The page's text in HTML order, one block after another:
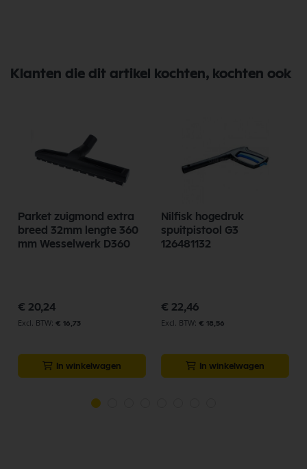
Klanten die dit artikel kochten, kochten ook
Parket zuigmond extra
breed 32mm lengte 360
mm Wesselwerk D360
€ 20,24
€ 16,73
In winkelwagen
Nilfisk hogedruk
spuitpistool G3
126481132
€ 22,46
€ 18,56
In winkelwagen